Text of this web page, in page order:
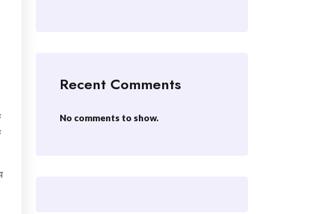
Recent Comments
No comments to show.